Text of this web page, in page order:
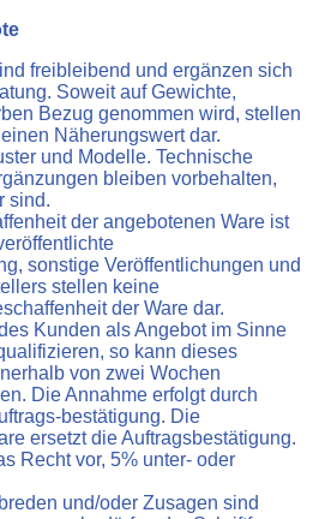
freibleibend und ergänzen sich
Soweit auf Gewichte,
Bezug genommen wird, stellen
Näherungswert dar.
und Modelle. Technische
bleiben vorbehalten,
sind.
der angebotenen Ware ist
sonstige Veröffentlichungen und
stellen keine
der Ware dar.
Kunden als Angebot im Sinne
so kann dieses
von zwei Wochen
Die Annahme erfolgt durch
bestätigung. Die
ersetzt die Auftragsbestätigung.
Recht vor, 5% unter- oder
und/oder Zusagen sind